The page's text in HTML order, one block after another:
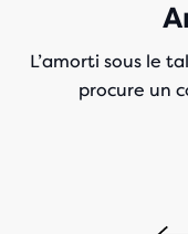
L’amorti sous le
procure un